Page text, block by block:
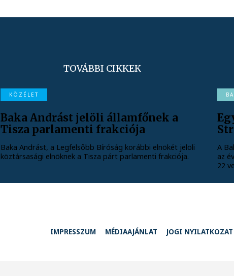
TOVÁBBI CIKKEK
KÖZÉLET
Baka Andrást jelöli államfőnek a
Tisza parlamenti frakciója
Baka Andrást, a Legfelsőbb Bíróság korábbi elnökét jelöli
köztársasági elnöknek a Tisza párt parlamenti frakciója.
A
az
22
IMPRESSZUM MÉDIAAJÁNLAT JOGI NYILATKOZAT